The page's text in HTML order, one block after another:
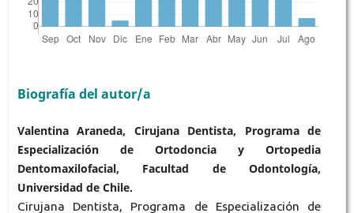
Biografía del autor/a
Valentina Araneda, Cirujana Dentista, Programa de
Especialización de Ortodoncia y Ortopedia
Dentomaxilofacial, Facultad de Odontología,
Universidad de Chile.
Cirujana Dentista, Programa de Especialización de